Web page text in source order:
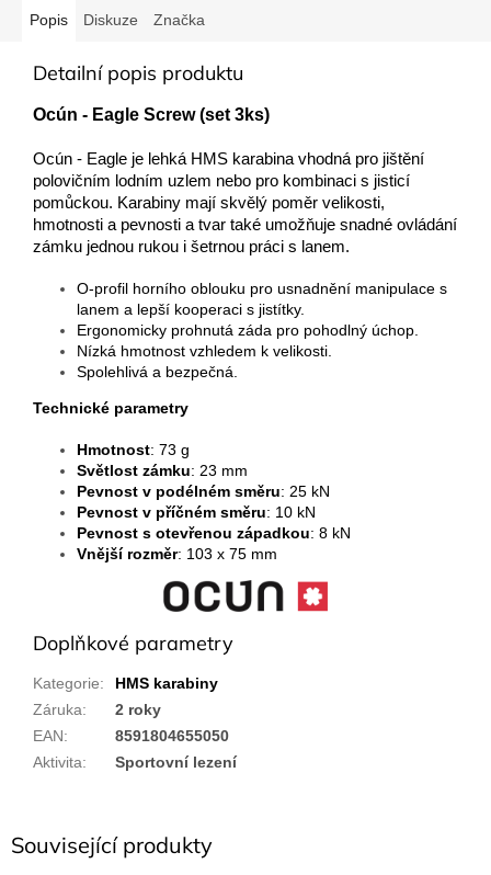
Související produkty
Popis Diskuze Značka
Detailní popis produktu
Ocún - Eagle Screw (set 3ks)
Ocún - Eagle je lehká HMS karabina vhodná pro jištění
polovičním lodním uzlem nebo pro kombinaci s jisticí
pomůckou. Karabiny mají skvělý poměr velikosti,
hmotnosti a pevnosti a tvar také umožňuje snadné ovládání
zámku jednou rukou i šetrnou práci s lanem.
O-profil horního oblouku pro usnadnění manipulace s
lanem a lepší kooperaci s jistítky.
Ergonomicky prohnutá záda pro pohodlný úchop.
Nízká hmotnost vzhledem k velikosti.
Spolehlivá a bezpečná.
Technické parametry
Hmotnost: 73 g
Světlost zámku: 23 mm
Pevnost v podélném směru: 25 kN
Pevnost v příčném směru: 10 kN
Pevnost s otevřenou západkou: 8 kN
Vnější rozměr: 103 x 75 mm
Doplňkové parametry
Kategorie:
HMS karabiny
Záruka:
2 roky
EAN:
8591804655050
Aktivita: Sportovní lezení